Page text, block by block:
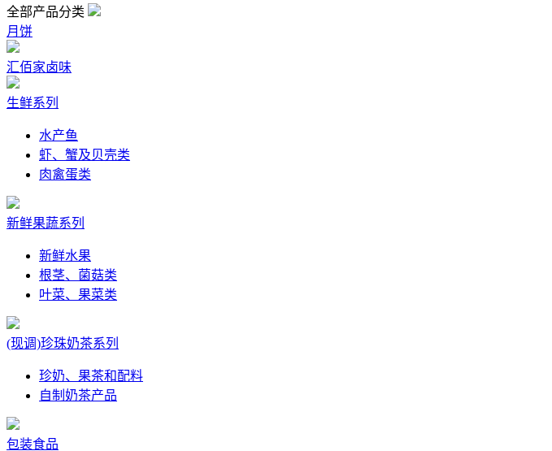
全部产品分类
月饼
汇佰家卤味
生鲜系列
水产鱼
虾、蟹及贝壳类
肉禽蛋类
新鲜果蔬系列
新鲜水果
根茎、菌菇类
叶菜、果菜类
(现调)珍珠奶茶系列
珍奶、果茶和配料
自制奶茶产品
包装食品